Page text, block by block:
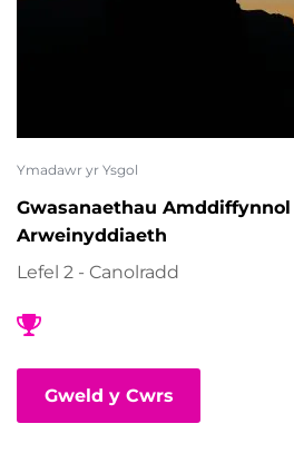
Ymadawr yr Ysgol
Gwasanaethau Amddiffynnol
Arweinyddiaeth
Lefel 2 - Canolradd
Gweld y Cwrs